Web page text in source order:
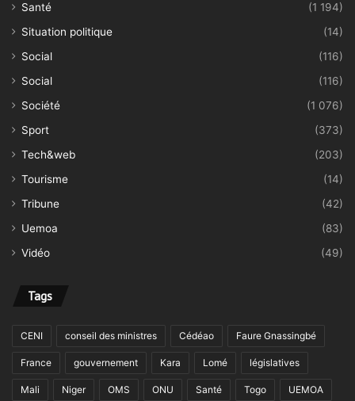
Santé
(1 194)
Situation politique
(14)
Social
(116)
Social
(116)
Société
(1 076)
Sport
(373)
Tech&web
(203)
Tourisme
(14)
Tribune
(42)
Uemoa
(83)
Vidéo
(49)
Tags
CENI conseil des ministres Cédéao Faure Gnassingbé
France gouvernement Kara Lomé législatives
Mali Niger OMS ONU Santé Togo UEMOA